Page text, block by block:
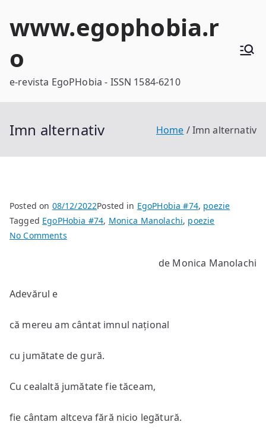
www.egophobia.r
o
e-revista EgoPHobia - ISSN 1584-6210
Imn alternativ Home Imn alternativ
Posted on 08/12/2022Posted in EgoPHobia #74, poezie
Tagged EgoPHobia #74, Monica Manolachi, poezie
No Commentson
de Monica Manolachi
Adevărul e
că mereu am cântat imnul național
cu jumătate de gură.
Cu cealaltă jumătate fie tăceam,
fie cântam altceva fără nicio legătură.